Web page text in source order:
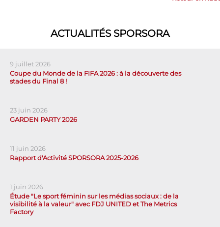
ACTUALITÉS SPORSORA
9 juillet 2026
Coupe du Monde de la FIFA 2026 : à la découverte des
stades du Final 8 !
23 juin 2026
GARDEN PARTY 2026
11 juin 2026
Rapport d'Activité SPORSORA 2025-2026
1 juin 2026
Étude "Le sport féminin sur les médias sociaux : de la
visibilité à la valeur" avec FDJ UNITED et The Metrics
Factory